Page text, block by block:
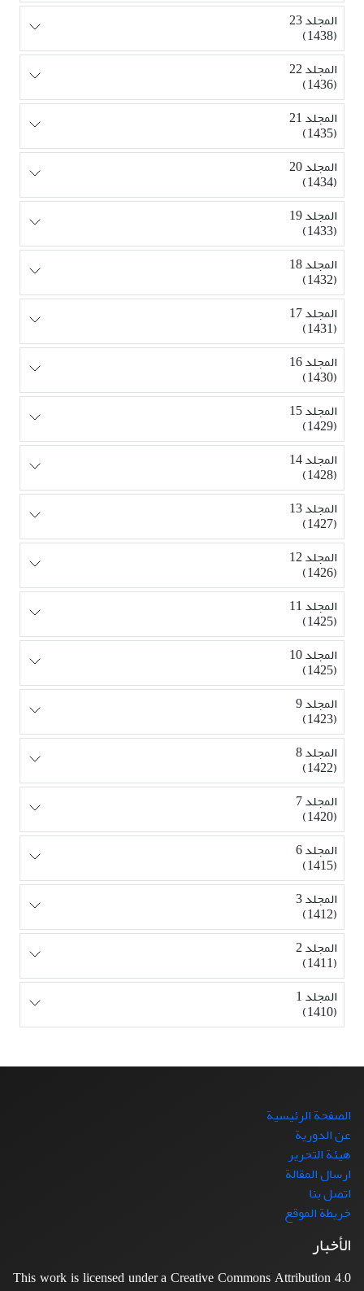
المجلد 23
(1438)
المجلد 22
(1436)
المجلد 21
(1435)
المجلد 20
(1434)
المجلد 19
(1433)
المجلد 18
(1432)
المجلد 17
(1431)
المجلد 16
(1430)
المجلد 15
(1429)
المجلد 14
(1428)
المجلد 13
(1427)
المجلد 12
(1426)
المجلد 11
(1425)
المجلد 10
(1425)
المجلد 9
(1423)
المجلد 8
(1422)
المجلد 7
(1420)
المجلد 6
(1415)
المجلد 3
(1412)
المجلد 2
(1411)
المجلد 1
(1410)
الصفحة الرئيسية
عن الدورية
هيئة التحرير
ارسال المقالة
اتصل بنا
خريطة الموقع
الأخبار
This work is licensed under a Creative Commons Attribution 4.0